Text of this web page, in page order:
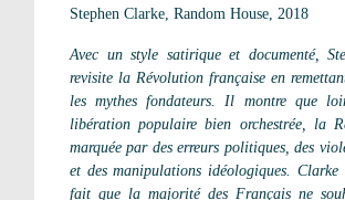
Stephen Clarke, Random House, 2018
Avec un style satirique et documenté,
revisite la Révolution française en
les mythes fondateurs. Il montre que
libération populaire bien orchestrée, la
marquée par des erreurs politiques, des
et des manipulations idéologiques. Clarke
fait que la majorité des Français ne